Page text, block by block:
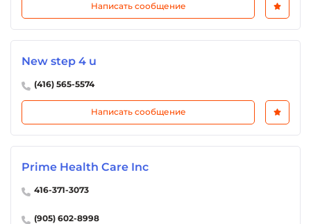
Написать сообщение
New step 4 u
(416) 565-5574
Написать сообщение
Prime Health Care Inc
416-371-3073
(905) 602-8998